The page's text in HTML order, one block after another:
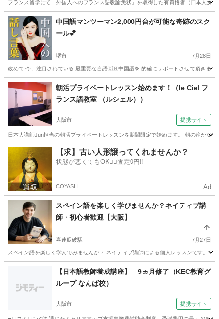
フランス留学にて「外国人へのフランス語教諭免状」を取得した有資格者（日本
大阪 大阪市 塚本駅 レッスン
中国語マンツーマン2,000円台が可能な奇跡のスク
ール💕
堺市 7月28日
改めて 今、注目されている 最重要な言語🇨🇳中国語を 的確にサポートさせて頂きま
大阪 堺市 中国語 レッスン
朝活プライベートレッスン始めます！（le Ciel フ
ランス語教室 （ルシェル））
大阪市 提携サイト
日本人講師Jun担当の朝活プライベートレッスンを期間限定で始めます。 朝の静
フランス語
【求】古い人形譲ってくれませんか？
状態が悪くてもOK🙆‍♀️査定0円‼️
COYASH Ad
スペイン語を楽しく学びませんか？ネイティブ講
師・初心者歓迎【大阪】
喜連瓜破駅 7月27日
スペイン語を楽しく学んでみませんか？ ネイティブ講師による個人レッスンです。
喜連瓜破駅 スペイン語 ネイティブ
【日本語教師養成講座】 9ヵ月修了（KEC教育グ
ループ なんば校）
大阪市 提携サイト